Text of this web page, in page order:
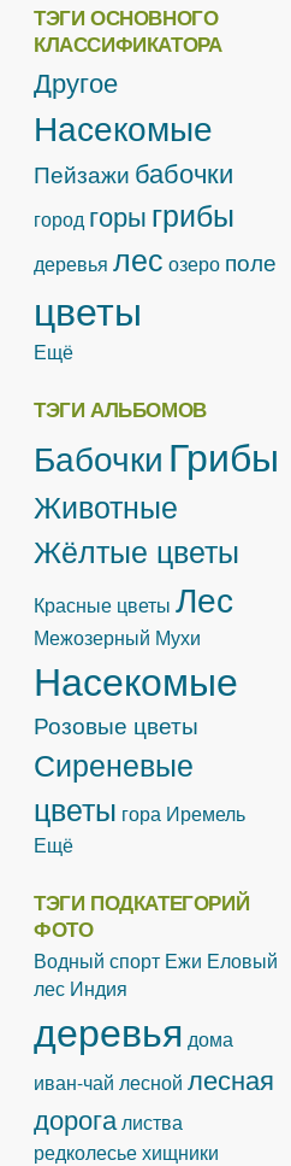
ТЭГИ ОСНОВНОГО
КЛАССИФИКАТОРА
Другое
Насекомые
Пейзажи бабочки
город горыгрибы
деревья лес озеро поле
цветы
Ещё
ТЭГИ АЛЬБОМОВ
БабочкиГрибы
Животные
Жёлтые цветы
Красные цветы Лес
Межозерный Мухи
Насекомые
Розовые цветы
Сиреневые
цветы гора Иремель
Ещё
ТЭГИ ПОДКАТЕГОРИЙ
ФОТО
Водный спорт Ежи Еловый
лес Индия
деревья дома
иван-чай лесной лесная
дорога листва
редколесьехищники